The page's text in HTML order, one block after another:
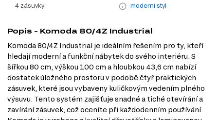
4 zásuvky
moderní styl
Popis - Komoda 80/4Z Industrial
Komoda 80/4Z Industrial je ideálním řešením pro ty, kteří
hledají moderní a funkční nábytek do svého interiéru. S
šířkou 80 cm, výškou 100 cm a hloubkou 43,6 cm nabízí
dostatek úložného prostoru v podobě čtyř praktických
zásuvek, které jsou vybaveny kuličkovým vedením plného
výsuvu. Tento systém zajišťuje snadné a tiché otevírání a
zavírání zásuvek, což oceníte při každodenním používání.